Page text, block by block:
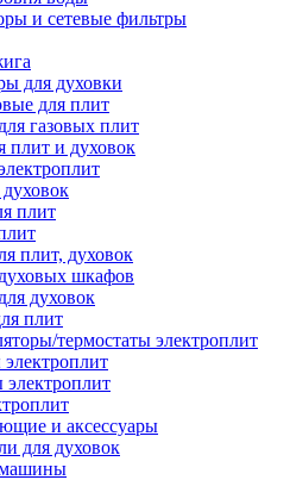
и сетевые фильтры
для духовки
для плит
газовых плит
плит и духовок
плит
плит, духовок
шкафов
духовок
плит
термостаты электроплит
электроплит
и аксессуары
для духовок